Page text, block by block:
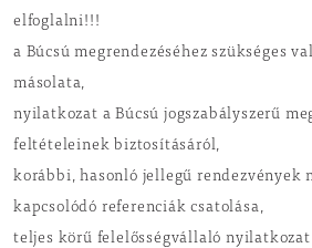
elfoglalni!!!
a Búcsú megrendezéséhez szükséges
másolata,
nyilatkozat a Búcsú jogszabályszerű
feltételeinek biztosításáról,
korábbi, hasonló jellegű rendezvények
kapcsolódó referenciák csatolása,
teljes körű felelősségvállaló nyilatkozat